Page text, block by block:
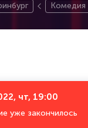
Комедия
чт, 19:00
уже закончилось